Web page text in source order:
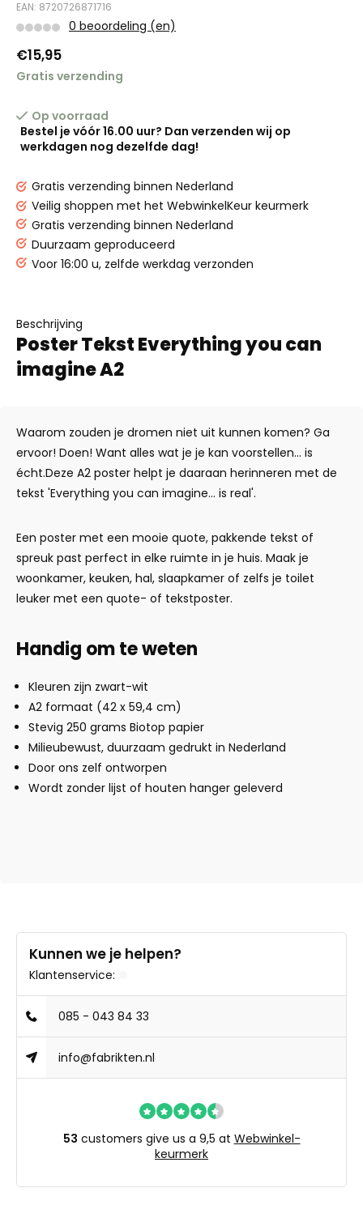
EAN: 8720726871716
0 beoordeling (en)
€15,95
Gratis verzending
Op voorraad
Bestel je vóór 16.00 uur? Dan verzenden wij op
werkdagen nog dezelfde dag!
Gratis verzending binnen Nederland
Veilig shoppen met het WebwinkelKeur keurmerk
Gratis verzending binnen Nederland
Duurzaam geproduceerd
Voor 16:00 u, zelfde werkdag verzonden
Beschrijving
Poster Tekst Everything you can
imagine A2
Waarom zouden je dromen niet uit kunnen komen? Ga
ervoor! Doen! Want alles wat je je kan voorstellen... is
écht.Deze A2 poster helpt je daaraan herinneren met de
tekst 'Everything you can imagine... is real'.
Een poster met een mooie quote, pakkende tekst of
spreuk past perfect in elke ruimte in je huis. Maak je
woonkamer, keuken, hal, slaapkamer of zelfs je toilet
leuker met een quote- of tekstposter.
Handig om te weten
Kleuren zijn zwart-wit
A2 formaat (42 x 59,4 cm)
Stevig 250 grams Biotop papier
Milieubewust, duurzaam gedrukt in Nederland
Door ons zelf ontworpen
Wordt zonder lijst of houten hanger geleverd
Kunnen we je helpen?
Klantenservice:
085 - 043 84 33
info@fabrikten.nl
53 customers give us a 9,5 at Webwinkel-
keurmerk